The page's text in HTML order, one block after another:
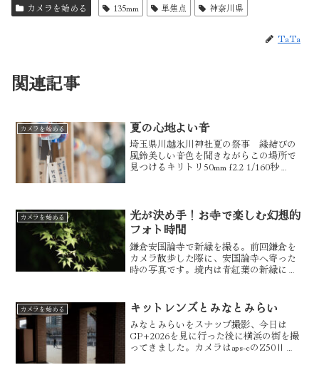
カメラを始める 135mm 単焦点 神奈川県
TaTa
関連記事
カメラを始める 夏の心地よい音
埼玉県川越氷川神社夏の祭事 縁結びの
風鈴美しい音色を聞きながらこの場所で
見つけるキリトリ50mm f2.2 1/160秒
カメラを始める
光が決め手！お寺で楽しむ幻想的
フォト時間
鎌倉安国論寺で新緑を撮る。前回鎌倉を
カメラ散歩した際に、安国論寺へ寄った
時の写真です。境内は青紅葉の新緑にシ
多く撮ってきました。それでは写真とカ
メラのお話をしていきます...
カメラを始める キットレンズとみなとみらい
みなとみらいをスナップ撮影、今日は
CP+2026を見に行った後に横浜の街を撮
ってきました。カメラはaps-cのZ50Ⅱで